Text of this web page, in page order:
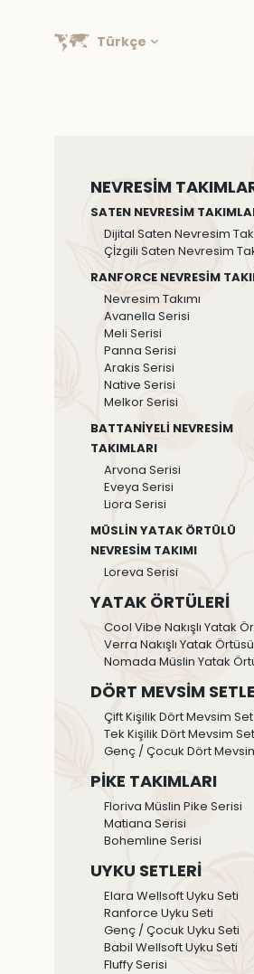
Türkçe
NEVRESİM
SATEN NEVRESİM
Dijital Saten Nevresim
Çİzgili Saten Nevresim
RANFORCE NEVRESİM
Nevresim Takımı
Avanella Serisi
Meli Serisi
Panna Serisi
Arakis Serisi
Native Serisi
Melkor Serisi
BATTANİYELİ NEVRESİM
TAKIMLARI
Arvona Serisi
Eveya Serisi
Liora Serisi
MÜSLİN YATAK ÖRTÜLÜ
NEVRESİM TAKIMI
Loreva Serisi
YATAK ÖRTÜLERİ
Cool Vibe Nakışlı Yatak
Verra Nakışlı Yatak Örtüsü
Nomada Müslin Yatak
DÖRT MEVSİM
Çift Kişilik Dört Mevsim Set
Tek Kişilik Dört Mevsim Set
Genç / Çocuk Dört
PİKE TAKIMLARI
Floriva Müslin Pike Serisi
Matiana Serisi
Bohemline Serisi
UYKU SETLERİ
Elara Wellsoft Uyku Seti
Ranforce Uyku Seti
Genç / Çocuk Uyku Seti
Babil Wellsoft Uyku Seti
Fluffy Serisi